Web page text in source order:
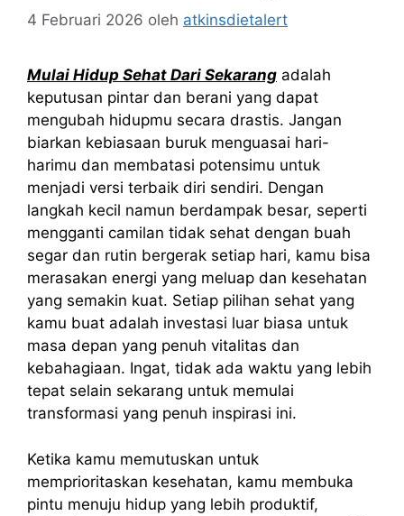
4 Februari 2026 oleh atkinsdietalert
Mulai Hidup Sehat Dari Sekarang adalah
keputusan pintar dan berani yang dapat
mengubah hidupmu secara drastis. Jangan
biarkan kebiasaan buruk menguasai hari-
harimu dan membatasi potensimu untuk
menjadi versi terbaik diri sendiri. Dengan
langkah kecil namun berdampak besar, seperti
mengganti camilan tidak sehat dengan buah
segar dan rutin bergerak setiap hari, kamu bisa
merasakan energi yang meluap dan kesehatan
yang semakin kuat. Setiap pilihan sehat yang
kamu buat adalah investasi luar biasa untuk
masa depan yang penuh vitalitas dan
kebahagiaan. Ingat, tidak ada waktu yang lebih
tepat selain sekarang untuk memulai
transformasi yang penuh inspirasi ini.
Ketika kamu memutuskan untuk
memprioritaskan kesehatan, kamu membuka
pintu menuju hidup yang lebih produktif,